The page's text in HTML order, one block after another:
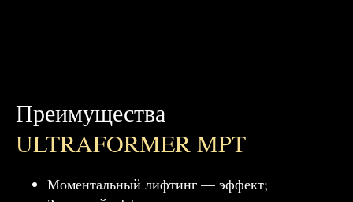
Преимущества
ULTRAFORMER MPT
Моментальный лифтинг — эффект;